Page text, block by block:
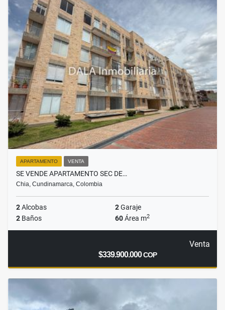
APARTAMENTO VENTA
SE VENDE APARTAMENTO SEC DE…
Chia, Cundinamarca, Colombia
2Alcobas 2Garaje
2 Baños 60Área m2
Venta
$339.900.000COP